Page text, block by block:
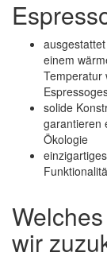
einem
Temperatur
solide
garantieren
Ökologie
wir